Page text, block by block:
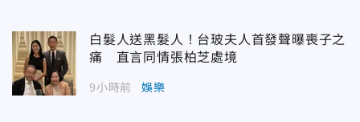
白髮人送黑髮人！台玻夫人首發聲曝喪子之
痛 直言同情張柏芝處境
9小時前 娛樂